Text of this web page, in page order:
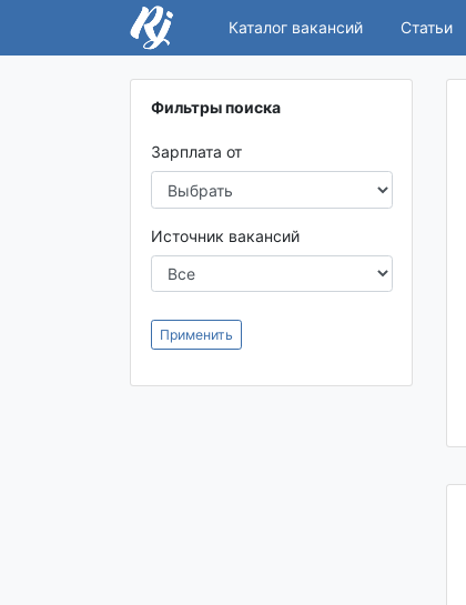
Каталог вакансий Статьи
Фильтры поиска
Зарплата от
Источник вакансий
Применить